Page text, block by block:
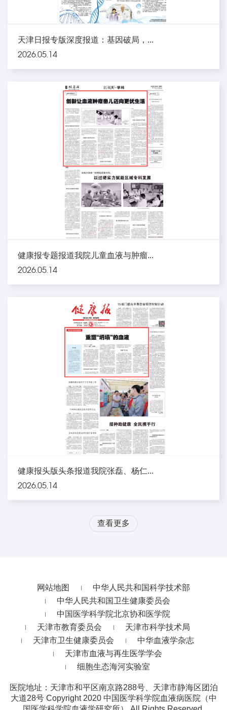
天津日报专版深度报道：基因破局，...
2026.05.14
健康报专题报道我院儿童血液与肿瘤...
2026.05.14
健康报头版头条报道我院张磊、杨仁...
2026.05.14
查看更多
网站地图
中华人民共和国科学技术部
中华人民共和国卫生健康委员会
中国医学科学院北京协和医学院
天津市教育委员会
天津市科学技术局
天津市卫生健康委员会
中华血液学杂志
天津市血液与再生医学学会
细胞生态海河实验室
医院地址：天津市和平区南京路288号、天津市静海区团泊
大道28号 Copyright 2020 中国医学科学院血液病医院（中